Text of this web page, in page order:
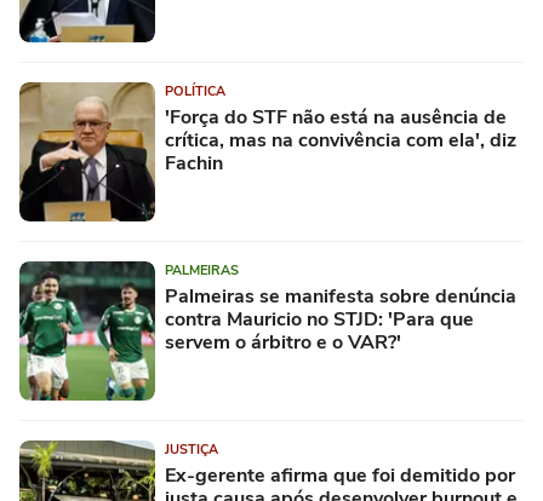
POLÍTICA
'Força do STF não está na ausência de
crítica, mas na convivência com ela', diz
Fachin
PALMEIRAS
Palmeiras se manifesta sobre denúncia
contra Mauricio no STJD: 'Para que
servem o árbitro e o VAR?'
JUSTIÇA
Ex-gerente afirma que foi demitido por